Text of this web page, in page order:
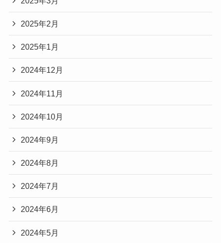
2025年2月
2025年1月
2024年12月
2024年11月
2024年10月
2024年9月
2024年8月
2024年7月
2024年6月
2024年5月